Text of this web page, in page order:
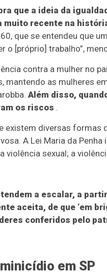
que a ideia da
muito recente na
que se entendeu que
o [próprio] trabalho”,
contra a mulher no
mantendo as mulheres
Além disso,
os riscos .
existem diversas formas
A Lei Maria da
violência sexual; a
a escalar, a
aceita, de que ‘em
conferidos pelo
em SP